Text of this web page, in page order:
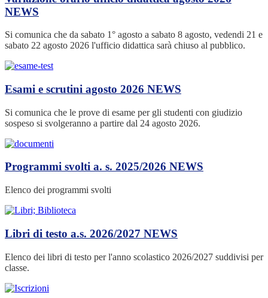
NEWS
Si comunica che da sabato 1° agosto a sabato 8 agosto, vedendi 21 e
sabato 22 agosto 2026 l'ufficio didattica sarà chiuso al pubblico.
Esami e scrutini agosto 2026 NEWS
Si comunica che le prove di esame per gli studenti con giudizio
sospeso si svolgeranno a partire dal 24 agosto 2026.
Programmi svolti a. s. 2025/2026 NEWS
Elenco dei programmi svolti
Libri di testo a.s. 2026/2027 NEWS
Elenco dei libri di testo per l'anno scolastico 2026/2027 suddivisi per
classe.